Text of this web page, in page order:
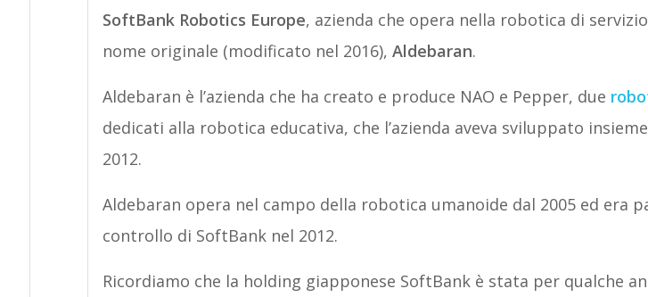
SoftBank Robotics Europe, azienda che opera nella robotica di
nome originale (modificato nel 2016), Aldebaran.
Aldebaran è l’azienda che ha creato e produce NAO e Pepper, due
dedicati alla robotica educativa, che l’azienda aveva sviluppato
2012.
Aldebaran opera nel campo della robotica umanoide dal 2005 ed era
controllo di SoftBank nel 2012.
Ricordiamo che la holding giapponese SoftBank è stata per qualche